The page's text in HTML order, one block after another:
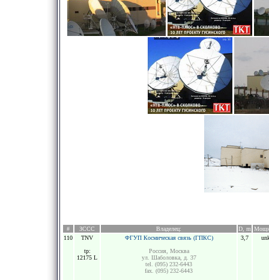
# ЗССС Владелец: D, m
110
TNV
tp:
12175 L
ФГУП Космическая связь (ГПКС)
Россия, Москва
ул. Шаболовка, д. 37
tel. (095) 232-6443
fax. (095) 232-6443
3,7